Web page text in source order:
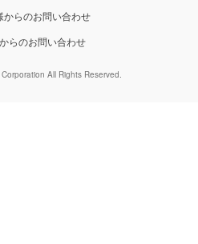
からのお問い合わせ
らのお問い合わせ
All Rights Reserved.